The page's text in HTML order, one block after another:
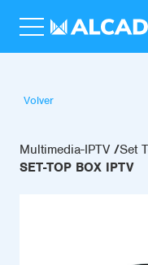
Volver
Multimedia-IPTV Set
SET-TOP BOX IPTV